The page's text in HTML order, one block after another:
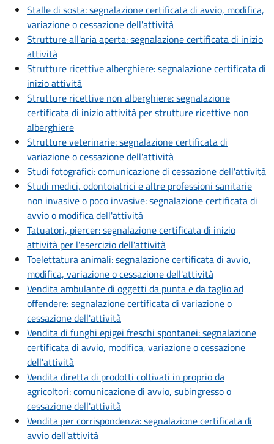
Stalle di sosta: segnalazione certificata di avvio, modifica,
variazione o cessazione dell'attività
Strutture all'aria aperta: segnalazione certificata di inizio
attività
Strutture ricettive alberghiere: segnalazione certificata di
inizio attività
Strutture ricettive non alberghiere: segnalazione
certificata di inizio attività per strutture ricettive non
alberghiere
Strutture veterinarie: segnalazione certificata di
variazione o cessazione dell'attività
Studi fotografici: comunicazione di cessazione dell'attività
Studi medici, odontoiatrici e altre professioni sanitarie
non invasive o poco invasive: segnalazione certificata di
avvio o modifica dell'attività
Tatuatori, piercer: segnalazione certificata di inizio
attività per l'esercizio dell'attività
Toelettatura animali: segnalazione certificata di avvio,
modifica, variazione o cessazione dell'attività
Vendita ambulante di oggetti da punta e da taglio ad
offendere: segnalazione certificata di variazione o
cessazione dell'attività
Vendita di funghi epigei freschi spontanei: segnalazione
certificata di avvio, modifica, variazione o cessazione
dell'attività
Vendita diretta di prodotti coltivati in proprio da
agricoltori: comunicazione di avvio, subingresso o
cessazione dell'attività
Vendita per corrispondenza: segnalazione certificata di
avvio dell'attività